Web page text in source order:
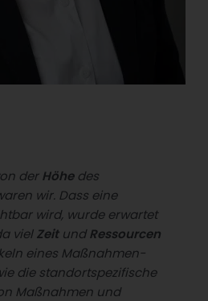
derHöhedes
wir. Dass eine
wird, wurde erwartet
vielZeitundRessourcen
eines Maßnahmen-
die standortspezifische
Maßnahmen und